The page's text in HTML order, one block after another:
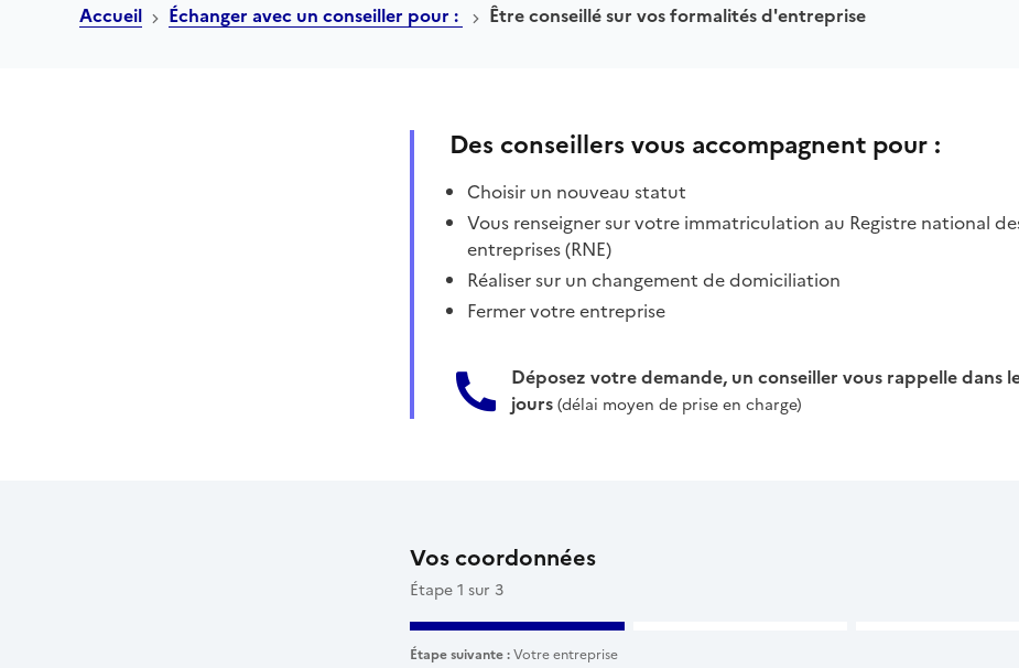
Accueil Échanger avec un conseiller pour : Être conseillé sur vos formalités d'entreprise
Des conseillers vous accompagnent pour :
Choisir un nouveau statut
Vous renseigner sur votre immatriculation au Registre national
entreprises (RNE)
Réaliser sur un changement de domiciliation
Fermer votre entreprise
Déposez votre demande, un conseiller vous rappelle dans
jours(délai moyen de prise en charge)
Étape 1 sur 3
Vos coordonnées
Étape suivante :Votre entreprise